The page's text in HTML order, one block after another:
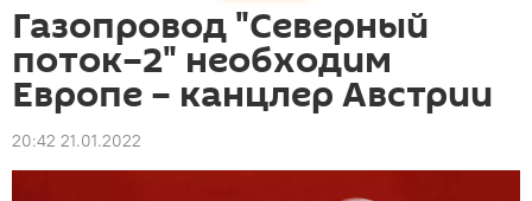
Газопровод "Северный
поток–2" необходим
Европе – канцлер Австрии
20:42 21.01.2022